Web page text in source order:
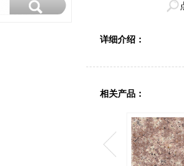
详细介绍：
相关产品：